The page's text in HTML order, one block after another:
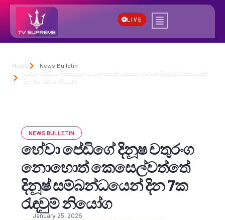
LIVE
Home
News Bulletin
හේවා පේඩිගේ දිනූෂ චතුරංග නොහොත් කෙසෙල්වත්තේ දිනූෂ් සම්බන්ධයෙන්
දින 7ක රැඳවුම් නියෝග
NEWS BULLETIN
හේවා පේඩිගේ දිනූෂ චතුරංග
නොහොත් කෙසෙල්වත්තේ
දිනූෂ් සම්බන්ධයෙන් දින 7ක
රැඳවුම් නියෝග
January 25, 2026